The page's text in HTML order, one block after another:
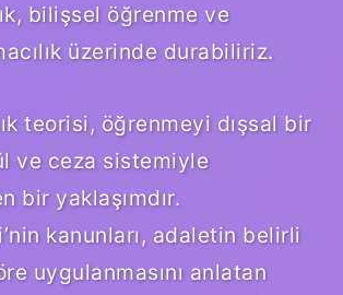
bilişsel öğrenme ve
üzerinde durabiliriz.
teorisi, öğrenmeyi dışsal bir
ve ceza sistemiyle
bir yaklaşımdır.
kanunları, adaletin belirli
uygulanmasını anlatan